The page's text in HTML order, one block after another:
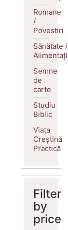
Romane
/
Povestiri
Sănătate /
Semne
de
carte
Studiu
Biblic
Viața
Creștină
Practică
Filter
by
price